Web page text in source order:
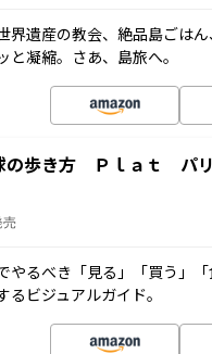
界遺産の教会、絶品島ごは
と凝縮。さあ、島旅へ。
歩き方 Ｐｌａｔ パリ
売
やるべき「見る」「買う」
るビジュアルガイド。